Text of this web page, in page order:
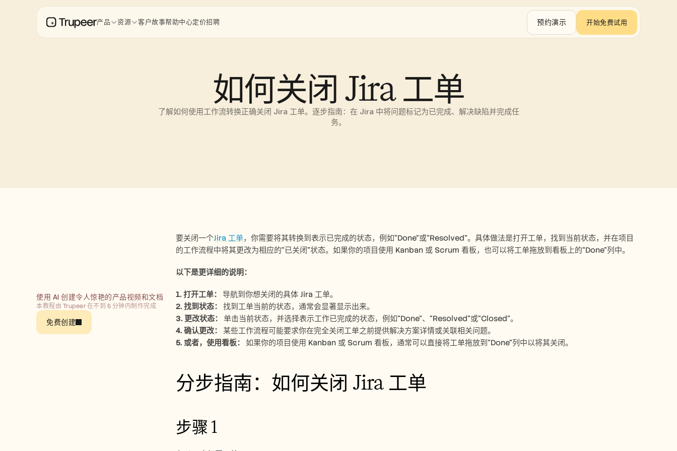
如何关闭 Jira 工单
了解如何使用工作流转换正确关闭 Jira 工单。逐步指南：在 Jira 中将问题标记为已完成、解决缺陷并完成任
务。
使用 AI 创建令人惊艳的产品视频和文档
本教程由 Trupeer 在不到 5 分钟内制作完成
免费创建
要关闭一个Jira 工单，你需要将其转换到表示已完成的状态，例如“Done”或“Resolved”。具体做法是打开工单，找到当前状态，并在项目
的工作流程中将其更改为相应的“已关闭”状态。如果你的项目使用 Kanban 或 Scrum 看板，也可以将工单拖放到看板上的“Done”列中。
以下是更详细的说明：
1. 打开工单： 导航到你想关闭的具体 Jira 工单。
2. 找到状态： 找到工单当前的状态，通常会显著显示出来。
3. 更改状态： 单击当前状态，并选择表示工作已完成的状态，例如“Done”、“Resolved”或“Closed”。
4. 确认更改： 某些工作流程可能要求你在完全关闭工单之前提供解决方案详情或关联相关问题。
5. 或者，使用看板： 如果你的项目使用 Kanban 或 Scrum 看板，通常可以直接将工单拖放到“Done”列中以将其关闭。
分步指南：如何关闭 Jira 工单
步骤 1
产品 资源 客户故事帮助中心定价招聘 预约演示 开始免费试用